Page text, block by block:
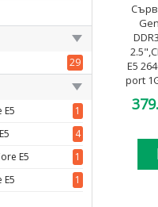
25
25
29
E5
1
4
E5
1
E5
1
E5
port